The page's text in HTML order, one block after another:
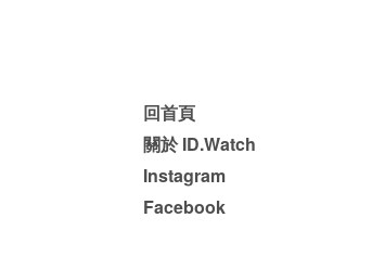
回首頁
關於 ID.Watch
Instagram
Facebook